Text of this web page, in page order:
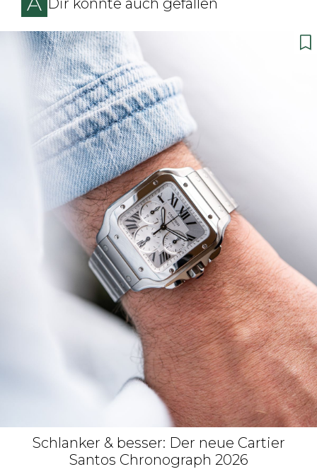
Dir könnte auch gefallen
Schlanker & besser: Der neue Cartier
Santos Chronograph 2026